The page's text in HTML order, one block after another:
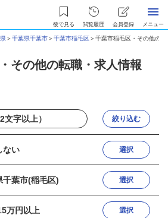
後で見る 閲覧履歴 会員登録 メニュー
＞千葉県千葉市＞千葉市稲毛区＞千葉市稲毛区・その他の
その他の転職・求人情報
絞り込む
ない 選択
千葉市(稲毛区) 選択
万円以上 選択